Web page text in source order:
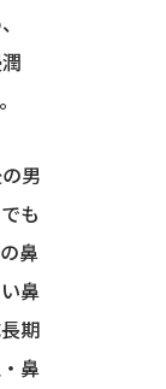
男
も
鼻
鼻
期
鼻